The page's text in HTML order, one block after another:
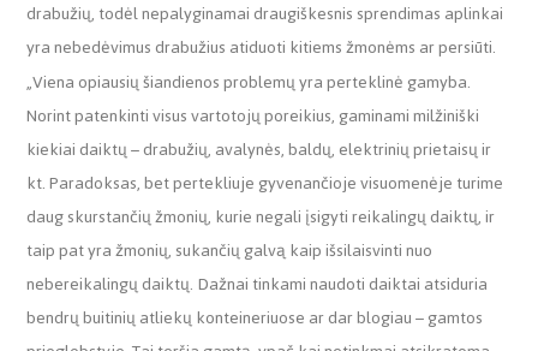
drabužių, todėl nepalyginamai draugiškesnis sprendimas aplinkai
yra nebedėvimus drabužius atiduoti kitiems žmonėms ar persiūti.
„Viena opiausių šiandienos problemų yra perteklinė gamyba.
Norint patenkinti visus vartotojų poreikius, gaminami milžiniški
kiekiai daiktų – drabužių, avalynės, baldų, elektrinių prietaisų ir
kt. Paradoksas, bet pertekliuje gyvenančioje visuomenėje turime
daug skurstančių žmonių, kurie negali įsigyti reikalingų daiktų, ir
taip pat yra žmonių, sukančių galvą kaip išsilaisvinti nuo
nebereikalingų daiktų. Dažnai tinkami naudoti daiktai atsiduria
bendrų buitinių atliekų konteineriuose ar dar blogiau – gamtos